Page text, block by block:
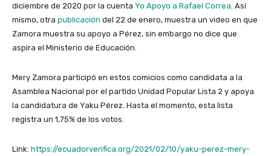
diciembre de 2020 por la cuenta Yo Apoyo a Rafael Correa . Así
mismo, otra publicación del 22 de enero, muestra un video en que
Zamora muestra su apoyo a Pérez, sin embargo no dice que
aspira el Ministerio de Educación.
Mery Zamora participó en estos comicios como candidata a la
Asamblea Nacional por el partido Unidad Popular Lista 2 y apoya
la candidatura de Yaku Pérez. Hasta el momento, esta lista
registra un 1,75% de los votos.
Link: https://ecuadorverifica.org/2021/02/10/yaku-perez-mery-